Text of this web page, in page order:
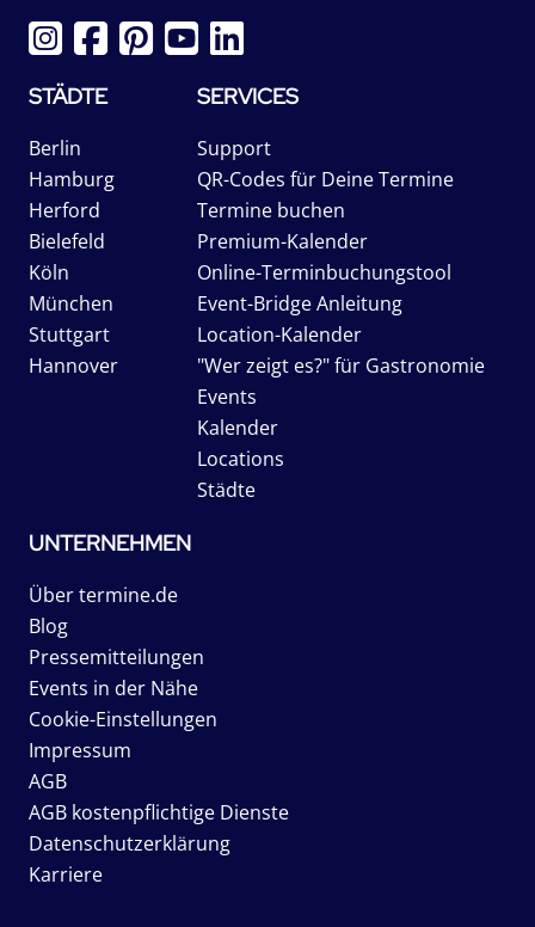
STÄDTE
Berlin
Hamburg
Herford
Bielefeld
Köln
München
Stuttgart
Hannover
SERVICES
Support
QR-Codes für Deine Termine
Termine buchen
Premium-Kalender
Online-Terminbuchungstool
Event-Bridge Anleitung
Location-Kalender
"Wer zeigt es?" für Gastronomie
Events
Kalender
Locations
Städte
UNTERNEHMEN
Über termine.de
Blog
Pressemitteilungen
Events in der Nähe
Cookie-Einstellungen
Impressum
AGB
AGB kostenpflichtige Dienste
Datenschutzerklärung
Karriere